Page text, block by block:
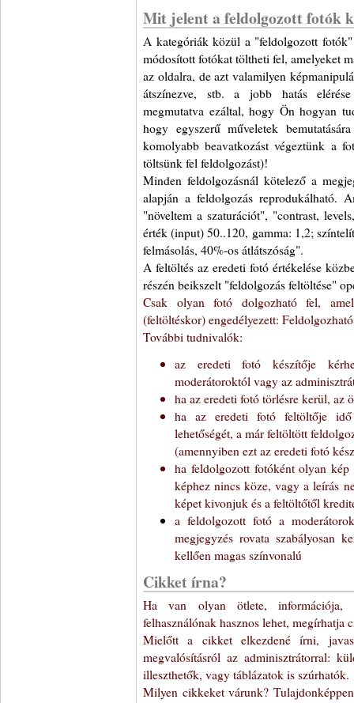
Mit jelent a feldolgozott fotók
A kategóriák közül a "feldolgozott
módosított fotókat töltheti fel, amelyeket
az oldalra, de azt valamilyen
átszínezve, stb. a jobb hatás
megmutatva ezáltal, hogy Ön hogyan
hogy egyszerű műveletek
komolyabb beavatkozást végeztünk a
töltsünk fel feldolgozást)!
Minden feldolgozásnál kötelező a
alapján a feldolgozás reprodukálható.
"növeltem a szaturációt", "contrast,
érték (input) 50..120, gamma: 1,2;
felmásolás, 40%-os átlátszóság".
A feltöltés az eredeti fotó értékelése
részén beikszelt "feldolgozás feltöltése"
Csak olyan fotó dolgozható fel,
(feltöltéskor) engedélyezett:
További tudnivalók:
az eredeti fotó készítője
moderátoroktól vagy az
ha az eredeti fotó törlésre kerül, az
ha az eredeti fotó feltöltője idő
lehetőségét, a már feltöltött
(amennyiben ezt az eredeti fotó
ha feldolgozott fotóként olyan
képhez nincs köze, vagy a leírás
képet kivonjuk és a feltöltőtől
a feldolgozott fotó a
megjegyzés rovata szabályosan
kellően magas színvonalú
Cikket írna?
Ha van olyan ötlete,
felhasználónak hasznos lehet, megírhatja
Mielőtt a cikket elkezdené írni,
megvalósításról az adminisztrátorral:
illeszthetők, vagy táblázatok is szúrhatók.
Milyen cikkeket várunk?